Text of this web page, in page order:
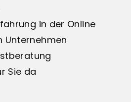
in der Online
Unternehmen
Sie da